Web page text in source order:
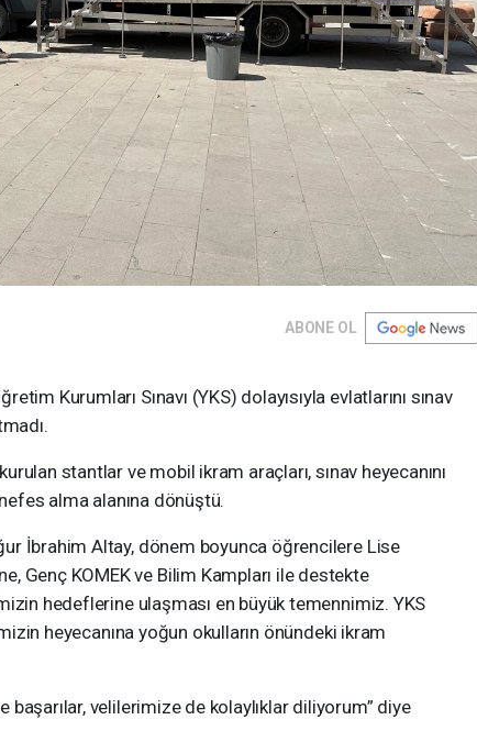
ABONE OL
Kurumları Sınavı (YKS) dolayısıyla evlatlarını sınav
stantlar ve mobil ikram araçları, sınav heyecanını
alma alanına dönüştü.
İbrahim Altay, dönem boyunca öğrencilere Lise
Genç KOMEK ve Bilim Kampları ile destekte
hedeflerine ulaşması en büyük temennimiz. YKS
heyecanına yoğun okulların önündeki ikram
velilerimize de kolaylıklar diliyorum” diye